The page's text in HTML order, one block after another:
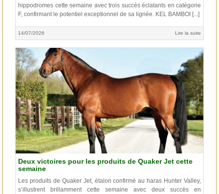
hippodromes cette semaine avec trois succès éclatants en catégorie
F, confirmant le potentiel exceptionnel de sa lignée. KEL BAMBOI [...]
14/07/2026 Lire la suite
Deux victoires pour les produits de Quaker Jet cette
semaine
Les produits de Quaker Jet, étalon confirmé au haras Hunter Valley,
s’illustrent brillamment cette semaine avec deux succès en